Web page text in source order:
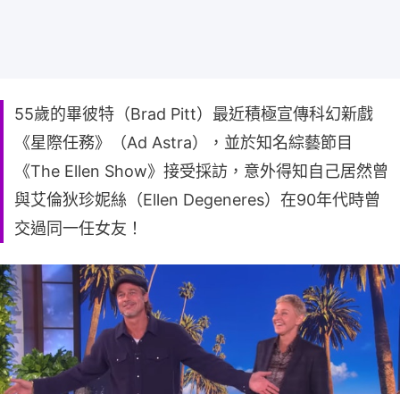
55歲的畢彼特（Brad Pitt）最近積極宣傳科幻新戲
《星際任務》（Ad Astra），並於知名綜藝節目
《The Ellen Show》接受採訪，意外得知自己居然曾
與艾倫狄珍妮絲（Ellen Degeneres）在90年代時曾
交過同一任女友！